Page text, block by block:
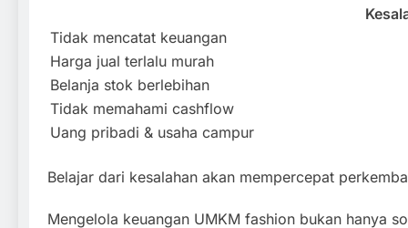
Tidak mencatat keuangan
Harga jual terlalu murah
Belanja stok berlebihan
Tidak memahami cashflow
Uang pribadi & usaha campur
Belajar dari kesalahan akan mempercepat
Mengelola keuangan UMKM fashion bukan hanya